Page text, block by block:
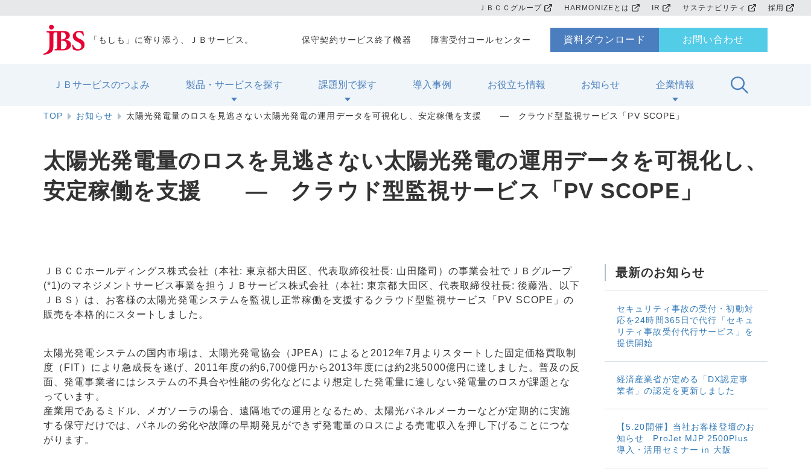
ＪＢＣＣグループ HARMONIZEとは IR サステナビリティ 採用
「もしも」に寄り添う、ＪＢサービス。
ＪＢサービスのつよみ 製品・サービスを探す 課題別で探す 導入事例 お役立ち情報 お知らせ 企業情報
資料ダウンロード お問い合わせ
保守契約サービス終了機器 障害受付コールセンター
TOP お知らせ 太陽光発電量のロスを見逃さない太陽光発電の運用データを可視化し、安定稼働を支援 ― クラウド型監視サービス「PV SCOPE」
太陽光発電量のロスを見逃さない太陽光発電の運用データを可視化し、
安定稼働を支援 ― クラウド型監視サービス「PV SCOPE」
ＪＢＣＣホールディングス株式会社（本社: 東京都大田区、代表取締役社長: 山田隆司）の事業会社でＪＢグループ
(*1)のマネジメントサービス事業を担うＪＢサービス株式会社（本社: 東京都大田区、代表取締役社長: 後藤浩、以下
ＪＢＳ）は、お客様の太陽光発電システムを監視し正常稼働を支援するクラウド型監視サービス「PV SCOPE」の
販売を本格的にスタートしました。
太陽光発電システムの国内市場は、太陽光発電協会（JPEA）によると2012年7月よりスタートした固定価格買取制
度（FIT）により急成長を遂げ、2011年度の約6,700億円から2013年度には約2兆5000億円に達しました。普及の反
面、発電事業者にはシステムの不具合や性能の劣化などにより想定した発電量に達しない発電量のロスが課題とな
っています。
産業用であるミドル、メガソーラの場合、遠隔地での運用となるため、太陽光パネルメーカーなどが定期的に実施
する保守だけでは、パネルの劣化や故障の早期発見ができず発電量のロスによる売電収入を押し下げることにつな
がります。
最新のお知らせ
セキュリティ事故の受付・初動対
応を24時間365日で代行「セキュ
リティ事故受付代行サービス」を
提供開始
経済産業省が定める「DX認定事
業者」の認定を更新しました
【5.20開催】当社お客様登壇のお
知らせ ProJet MJP 2500Plus
導入・活用セミナー in 大阪